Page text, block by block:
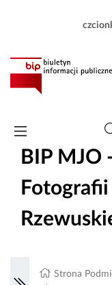
BIP MJO
Strona